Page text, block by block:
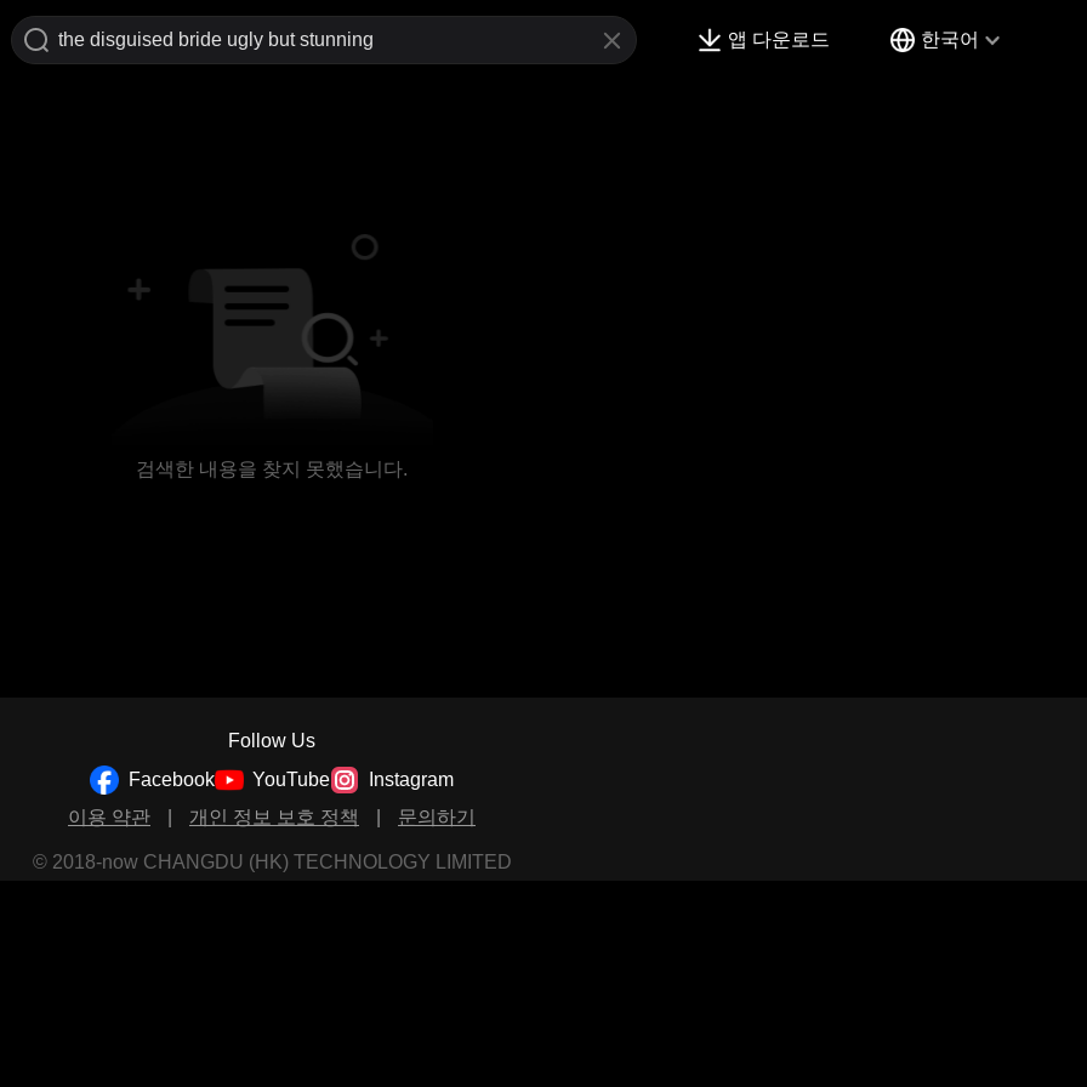
앱 다운로드 한국어
검색한 내용을 찾지 못했습니다.
Follow Us
Facebook
YouTube
Instagram
이용 약관
개인 정보 보호 정책 문의하기
© 2018-now CHANGDU (HK) TECHNOLOGY LIMITED